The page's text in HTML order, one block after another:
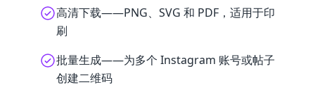
高清下载——PNG、SVG 和 PDF，适用于印
刷
批量生成——为多个 Instagram 账号或帖子
创建二维码